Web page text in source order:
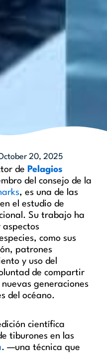
20, 2025
de Pelagios
del consejo de la
, es una de las
el estudio de
Su trabajo ha
como sus
patrones
y uso del
de compartir
generaciones
del océano.
científica
tiburones en las
. —una técnica que